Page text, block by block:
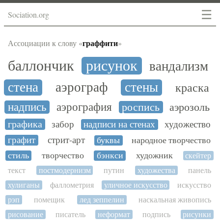
☰
Sociation.org
Ассоциации к слову «граффити»
баллончик рисунок
вандализм
стена
аэрограф стены
краска
надпись
аэрография роспись аэрозоль
графика забор надписи на стенах
художество
графит
стрит-арт буквы
народное творчество
стиль
творчество бэнкси художник
скейтер
текст
постмодернизм путин художества
панель
хулиганы
фаллометрия уличное искусство
искусство
рэп
помещик лед зеппелин
наскальная живопись
рисование
писатель неформат подпись
рисунки